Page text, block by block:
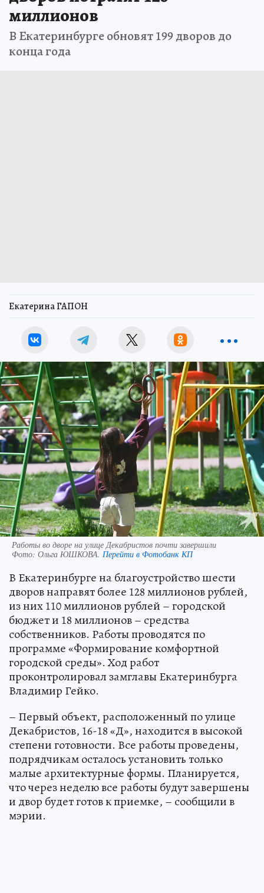
миллионов
В Екатеринбурге обновят 199 дворов до
конца года
Екатерина ГАПОН
Работы во дворе на улице Декабристов почти завершили
Фото: Ольга ЮШКОВА. Перейти в Фотобанк КП
В Екатеринбурге на благоустройство шести
дворов направят более 128 миллионов рублей,
из них 110 миллионов рублей – городской
бюджет и 18 миллионов – средства
собственников. Работы проводятся по
программе «Формирование комфортной
городской среды». Ход работ
проконтролировал замглавы Екатеринбурга
Владимир Гейко.
– Первый объект, расположенный по улице
Декабристов, 16-18 «Д», находится в высокой
степени готовности. Все работы проведены,
подрядчикам осталось установить только
малые архитектурные формы. Планируется,
что через неделю все работы будут завершены
и двор будет готов к приемке, – сообщили в
мэрии.